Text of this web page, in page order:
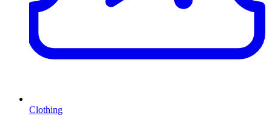
Clothing